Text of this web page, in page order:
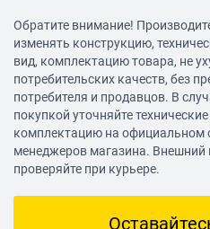
своих рецептов в
память
Программирование
процесса приготовления
Автоматическое
поддержание заданной
температуры
Обратите внимание!
изменять конструкцию,
вид, комплектацию товара, не
потребительских качеств, без
потребителя и продавцов. В
покупкой уточняйте
комплектацию на официальном
менеджеров магазина.
проверяйте при курьере.